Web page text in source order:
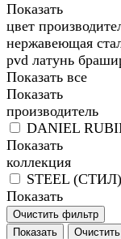
Показать
цвет
нержавеющая
pvd латунь
Показать все
Показать
производитель
DANIEL
Показать
коллекция
STEEL (СТИЛ)
Показать
Очистить фильтр
Показать